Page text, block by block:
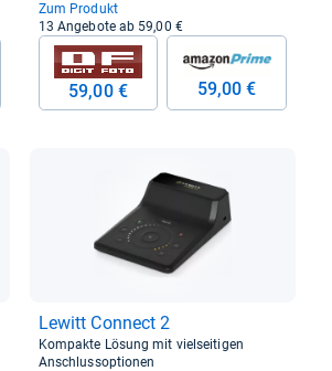
Zum Produkt
13 Angebote ab 59,00 €
59,00 € 59,00 €
Lewitt Connect 2
Kompakte Lösung mit vielseitigen
Anschlussoptionen